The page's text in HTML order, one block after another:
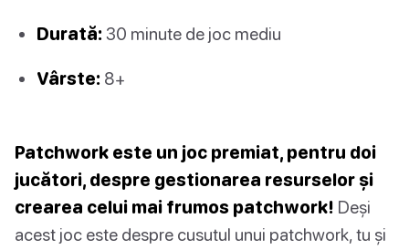
Durată: 30 minute de joc mediu
Vârste: 8+
Patchwork este un joc premiat, pentru doi
jucători, despre gestionarea resurselor și
crearea celui mai frumos patchwork! Deși
acest joc este despre cusutul unui patchwork, tu și